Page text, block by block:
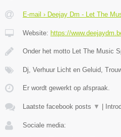
E-mail › Deejay Dm - Let The
Website: https://
Onder het motto Let The Music
Dj, Verhuur Licht en Geluid,
Er wordt gewerkt op afspraak.
Laatste facebook posts ▼ |
Sociale media: